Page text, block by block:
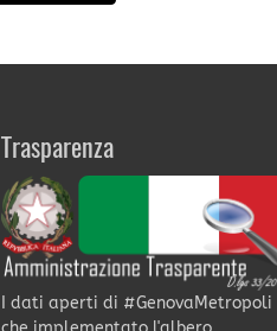
Trasparenza
I dati aperti di #GenovaMetropoli